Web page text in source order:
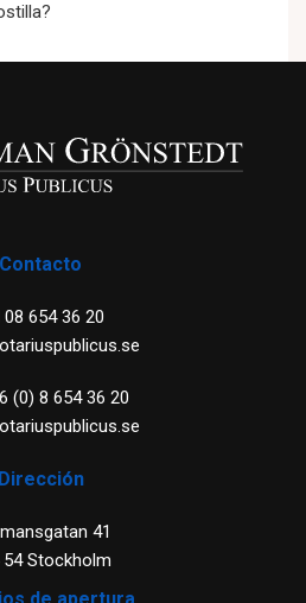
Contacto
08 654 36 20
(0) 8 654 36 20
Dirección
41
54 Stockholm